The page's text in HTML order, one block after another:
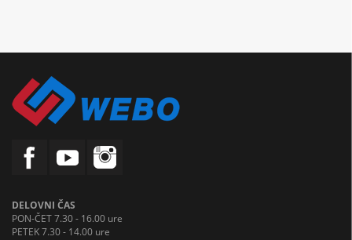
DELOVNI ČAS
PON-ČET 7.30 - 16.00 ure
PETEK 7.30 - 14.00 ure